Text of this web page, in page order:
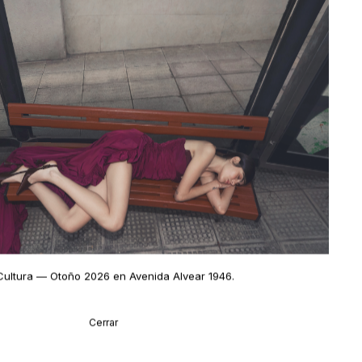
— Otoño 2026 en Avenida Alvear 1946.
Cerrar